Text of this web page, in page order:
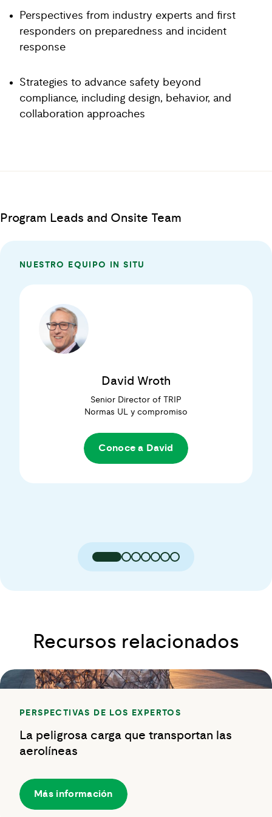
Perspectives from industry experts and first
responders on preparedness and incident
response
Strategies to advance safety beyond
compliance, including design, behavior, and
collaboration approaches
Program Leads and Onsite Team
NUESTRO EQUIPO IN SITU
David Wroth
Senior Director of TRIP
Normas UL y compromiso
Conoce a David
Recursos relacionados
PERSPECTIVAS DE LOS EXPERTOS
La peligrosa carga que transportan las
aerolíneas
Más información